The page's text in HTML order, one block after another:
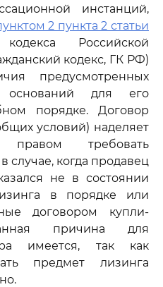
инстанций,
2 пункта 2 статьи
Российской
кодекс, ГК РФ)
предусмотренных
оснований для его
порядке. Договор
условий) наделяет
правом требовать
случае, когда продавец
не в состоянии
в порядке или
договором купли-
причина для
имеется, так как
предмет лизинга